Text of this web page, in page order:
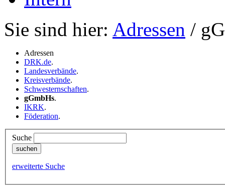
Sie sind hier: Adressen /
Adressen
DRK.de.
Landesverbände.
Kreisverbände.
Schwesternschaften.
gGmbHs.
IKRK.
Föderation.
Suche
erweiterte Suche